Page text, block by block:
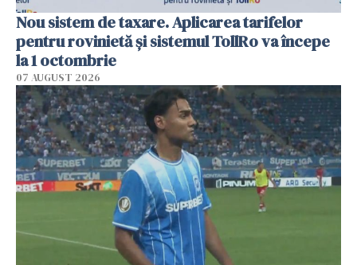
Nou sistem de taxare. Aplicarea tarifelor
pentru rovinietă şi sistemul TollRo va începe
la 1 octombrie
07 AUGUST 2026